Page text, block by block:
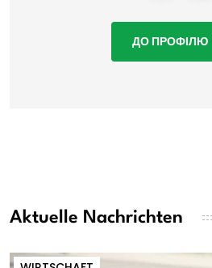
ДО ПРОФІЛЮ
Aktuelle Nachrichten